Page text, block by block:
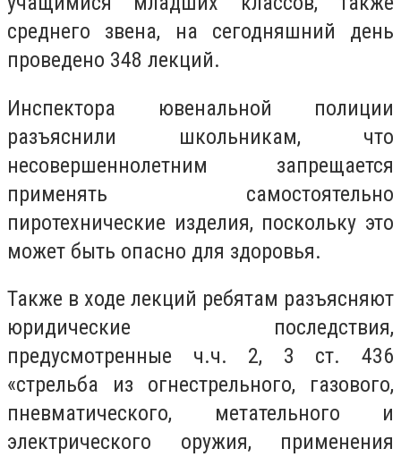
среднего звена, на сегодняшний день
проведено 348 лекций.
Инспектора ювенальной полиции
разъяснили школьникам, что
несовершеннолетним запрещается
применять самостоятельно
пиротехнические изделия, поскольку это
может быть опасно для здоровья.
Также в ходе лекций ребятам разъясняют
юридические последствия,
предусмотренные ч.ч. 2, 3 ст. 436
«стрельба из огнестрельного, газового,
пневматического, метательного и
электрического оружия, применения